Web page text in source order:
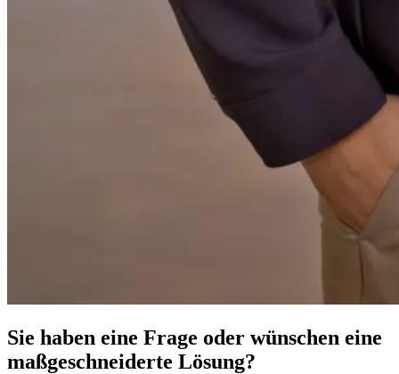
Sie haben eine Frage oder wünschen eine
maßgeschneiderte Lösung?